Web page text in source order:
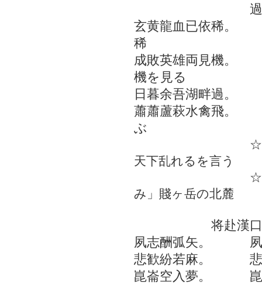
過江北
玄黄龍血已依稀
稀
成敗英雄両見機
機を見る
日暮余吾湖畔過
蕭蕭蘆萩水禽飛
ぶ
☆
天下乱れるを言う
☆
み」賤ヶ岳の北麓
将赴漢口再
夙志酬弧矢。 夙
悲歓紛若麻。 悲
崑崙空入夢。 崑